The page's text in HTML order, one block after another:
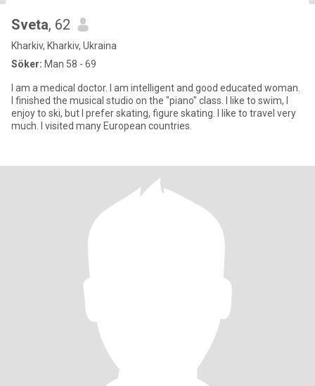
Sveta, 62
Kharkiv, Kharkiv, Ukraina
Söker: Man 58 - 69
I am a medical doctor. I am intelligent and good educated woman.
I finished the musical studio on the "piano" class. I like to swim, I
enjoy to ski, but I prefer skating, figure skating. I like to travel very
much. I visited many European countries.